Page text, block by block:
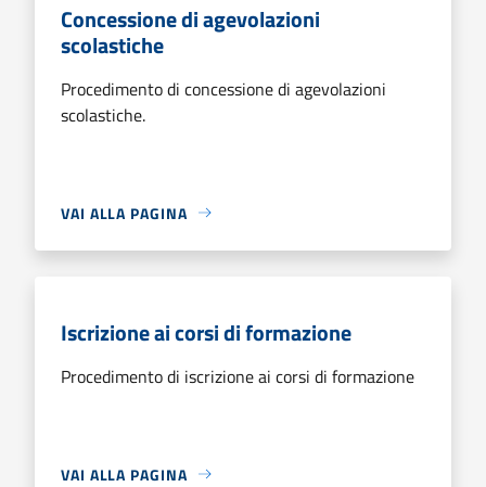
Concessione di agevolazioni
scolastiche
Procedimento di concessione di agevolazioni
scolastiche.
VAI ALLA PAGINA
Iscrizione ai corsi di formazione
Procedimento di iscrizione ai corsi di formazione
VAI ALLA PAGINA